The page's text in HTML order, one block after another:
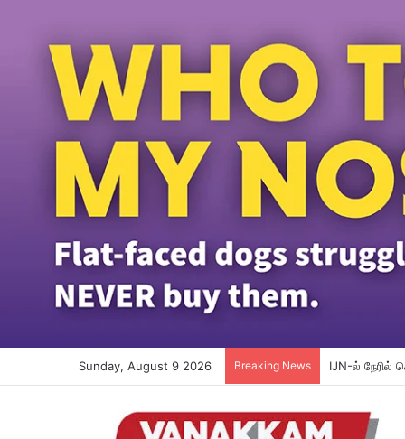
Sunday, August 9 2026 Breaking News உடல்நலம்